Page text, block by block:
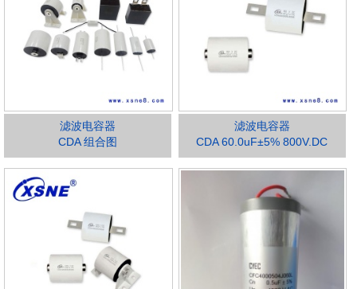
滤波电容器
CDA 组合图
滤波电容器
CDA 60.0uF±5% 800V.DC